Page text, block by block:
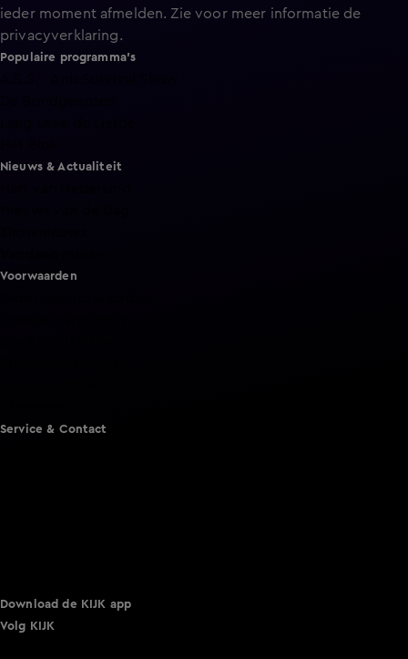
ieder moment afmelden. Zie voor meer informatie de
privacyverklaring.
Populaire programma's
Nieuws & Actualiteit
Voorwaarden
Service & Contact
Download de KIJK app
Volg KIJK